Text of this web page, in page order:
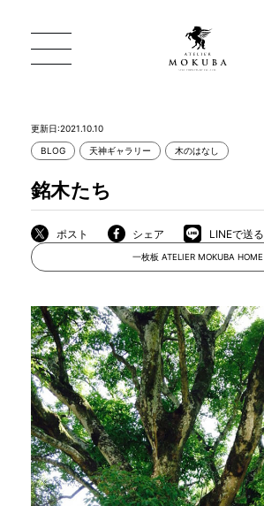
店舗から探す
MOKUBA について
商品情報
直営店
更新日:2021.10.10
BLOG 天神ギャラリー 木のはなし
銘木たち
ポスト シェア LINEで送る
一枚板 ATELIER MOKUBA HOME